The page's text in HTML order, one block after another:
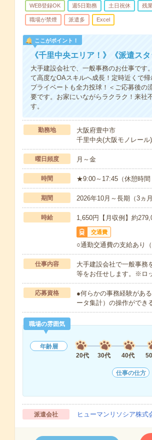
WEB登録OK 週5日勤務 土日祝休 残
職場が禁煙 派遣多 Excel
ここがポイント！
《千里中央エリア！》《派遣ス
大手建設会社で、一般事務のお仕事です
て高度なOAスキルへ成長！定時近くで
プライベートも全力投球！＜ご応募後の
要です。お家にいながらラクラク！来
す。
勤務地
大阪府豊中市
千里中央(大阪モノレール
曜日頻度 月～金
時間 ★9:00～17:45（休憩時間
期間 2026年10月～長期（3ヵ月
時給 1,650円【月収例】約
交通費
○通勤交通費の支給あり
仕事内容
大手建設会社で一般事務
等をお任せします。※ロ
応募資格
●何らかの事務経験があ
ータ集計）の操作がで
職場の雰囲気
年齢層
20代
30代 40代
仕事の仕方
派遣会社 ヒューマンリソシア株式